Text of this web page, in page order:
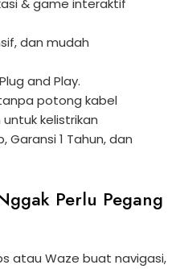
& game interaktif
dan mudah
and Play.
potong kabel
kelistrikan
1 Tahun, dan
Perlu Pegang
atau Waze buat navigasi,